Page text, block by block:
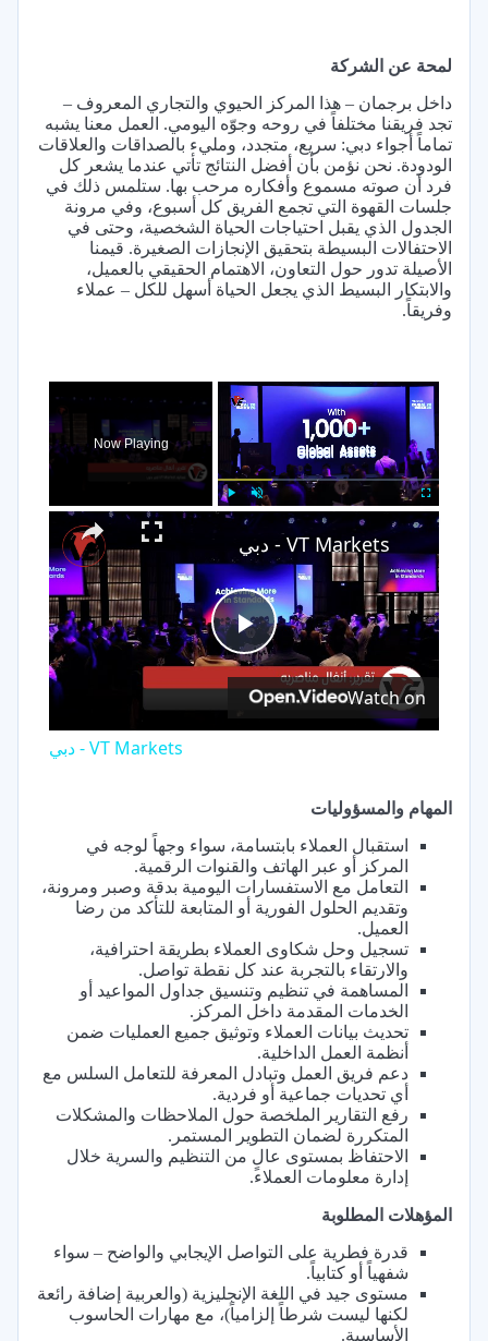
لمحة عن الشركة
داخل برجمان – هذا المركز الحيوي والتجاري المعروف –
تجد فريقنا مختلفاً في روحه وجوّه اليومي. العمل معنا يشبه
تماماً أجواء دبي: سريع، متجدد، ومليء بالصداقات والعلاقات
الودودة. نحن نؤمن بأن أفضل النتائج تأتي عندما يشعر كل
فرد أن صوته مسموع وأفكاره مرحب بها. ستلمس ذلك في
جلسات القهوة التي تجمع الفريق كل أسبوع، وفي مرونة
الجدول الذي يقبل احتياجات الحياة الشخصية، وحتى في
الاحتفالات البسيطة بتحقيق الإنجازات الصغيرة. قيمنا
الأصيلة تدور حول التعاون، الاهتمام الحقيقي بالعميل،
والابتكار البسيط الذي يجعل الحياة أسهل للكل – عملاء
وفريقاً.
×
Play Fullscreen
Now Playing
Play
Video
VT Markets - دبي
Watch on
VT Markets - دبي
المهام والمسؤوليات
استقبال العملاء بابتسامة، سواء وجهاً لوجه في
المركز أو عبر الهاتف والقنوات الرقمية.
التعامل مع الاستفسارات اليومية بدقة وصبر ومرونة،
وتقديم الحلول الفورية أو المتابعة للتأكد من رضا
العميل.
تسجيل وحل شكاوى العملاء بطريقة احترافية،
والارتقاء بالتجربة عند كل نقطة تواصل.
المساهمة في تنظيم وتنسيق جداول المواعيد أو
الخدمات المقدمة داخل المركز.
تحديث بيانات العملاء وتوثيق جميع العمليات ضمن
أنظمة العمل الداخلية.
دعم فريق العمل وتبادل المعرفة للتعامل السلس مع
أي تحديات جماعية أو فردية.
رفع التقارير الملخصة حول الملاحظات والمشكلات
المتكررة لضمان التطوير المستمر.
الاحتفاظ بمستوى عالٍ من التنظيم والسرية خلال
إدارة معلومات العملاء.
المؤهلات المطلوبة
قدرة فطرية على التواصل الإيجابي والواضح – سواء
شفهياً أو كتابياً.
مستوى جيد في اللغة الإنجليزية (والعربية إضافة رائعة
لكنها ليست شرطاً إلزامياً)، مع مهارات الحاسوب
الأساسية.